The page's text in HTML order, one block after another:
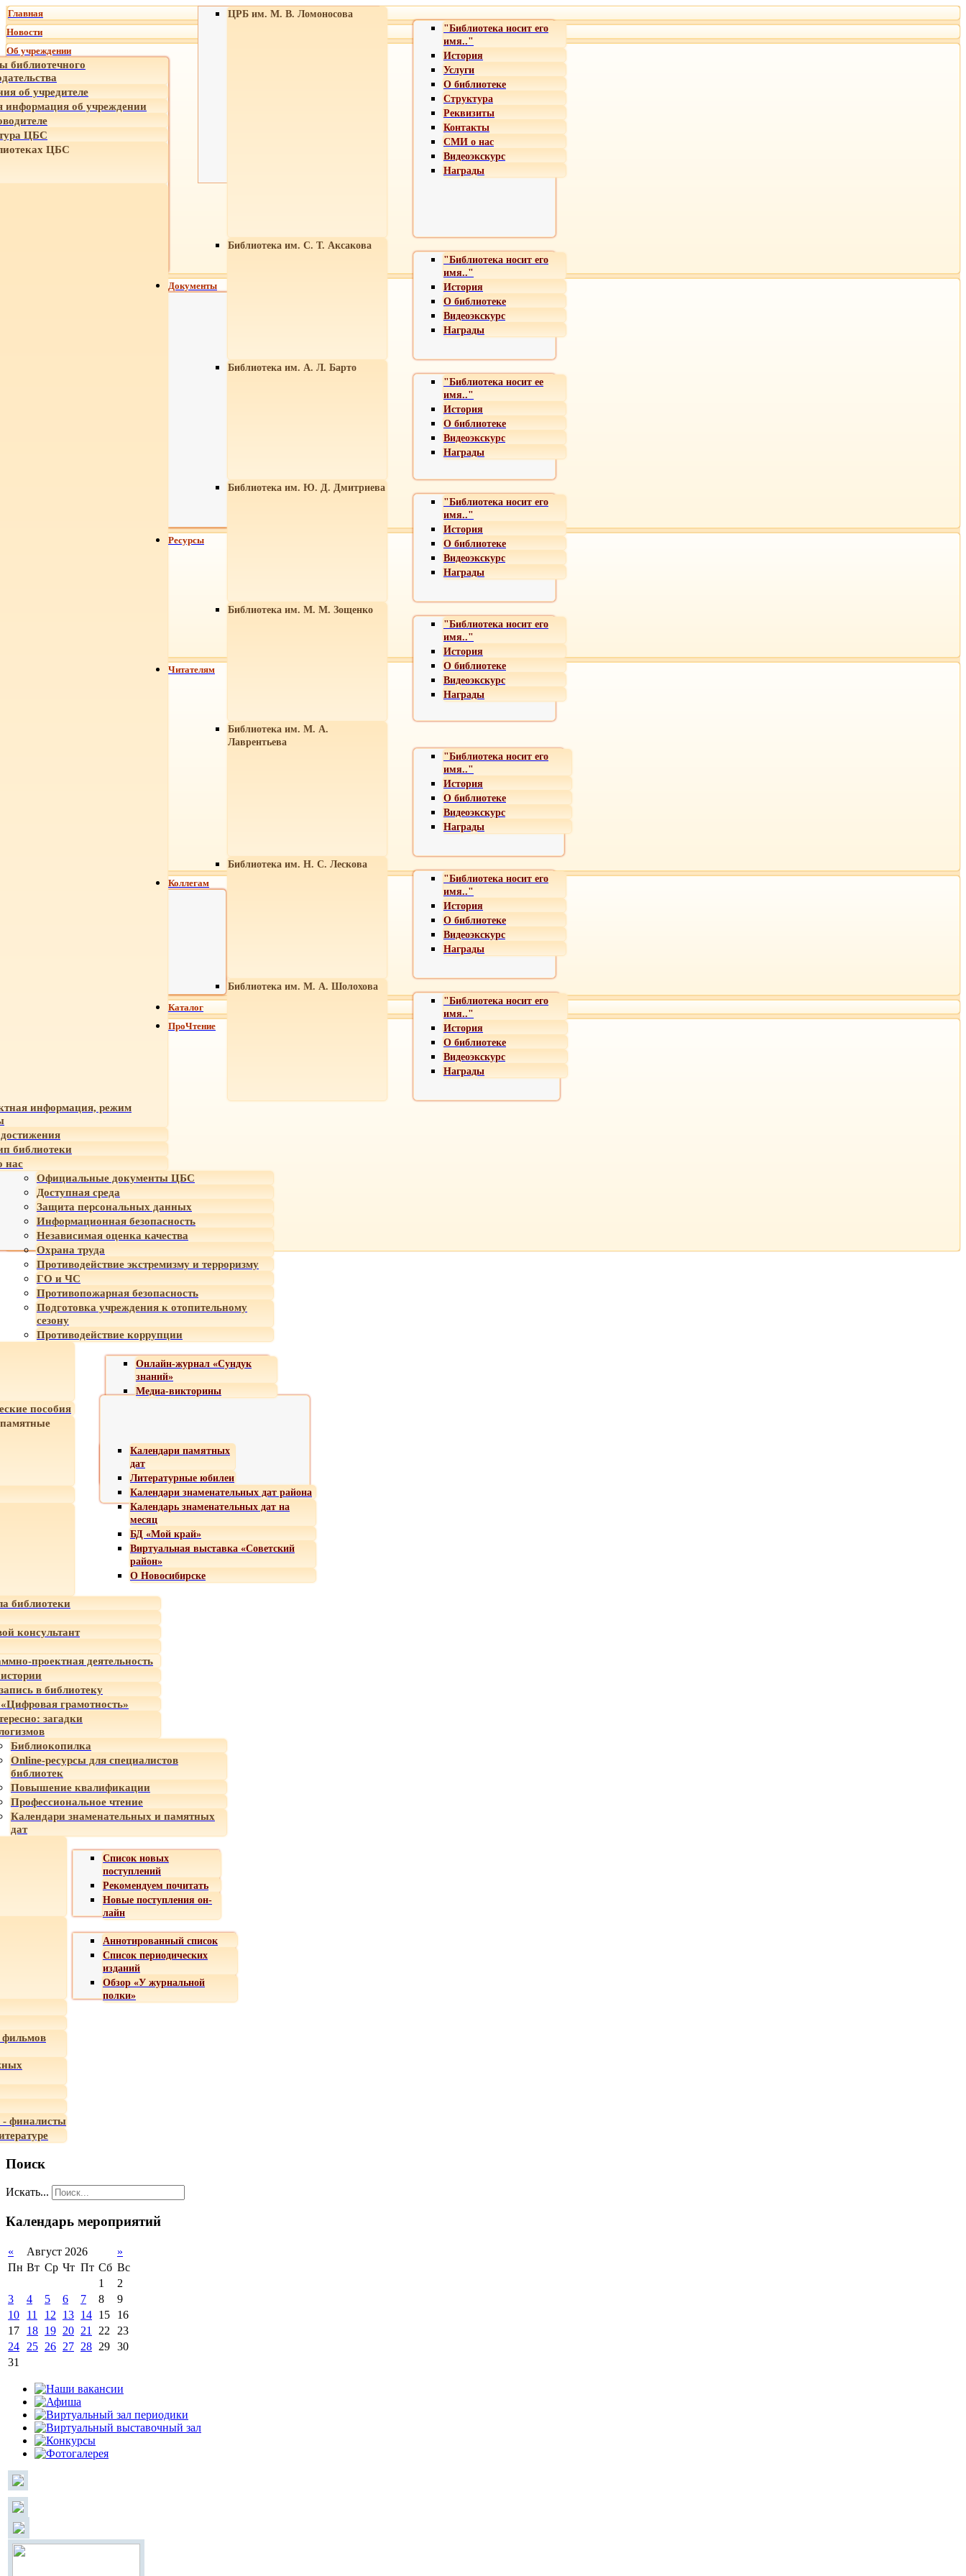
Главная
Новости
Об учреждении
библиотечного
об учредителе
об учреждении
ЦБС
ЦБС
ЦРБ им. М. В. Ломоносова
"Библиотека носит его
имя.."
История
Услуги
О библиотеке
Структура
Реквизиты
Контакты
СМИ о нас
Видеоэкскурс
Награды
Библиотека им. С. Т. Аксакова
"Библиотека носит его
имя.."
История
О библиотеке
Видеоэкскурс
Награды
Библиотека им. А. Л. Барто
"Библиотека носит ее
имя.."
История
О библиотеке
Видеоэкскурс
Награды
Библиотека им. Ю. Д. Дмитриева
"Библиотека носит его
имя.."
История
О библиотеке
Видеоэкскурс
Награды
Библиотека им. М. М. Зощенко
"Библиотека носит его
имя.."
История
О библиотеке
Видеоэкскурс
Награды
Библиотека им. М. А.
Лаврентьева
"Библиотека носит его
имя.."
История
О библиотеке
Видеоэкскурс
Награды
Библиотека им. Н. С. Лескова
"Библиотека носит его
имя.."
История
О библиотеке
Видеоэкскурс
Награды
Библиотека им. М. А. Шолохова
"Библиотека носит его
имя.."
История
О библиотеке
Видеоэкскурс
Награды
информация, режим
библиотеки
нас
Документы
Официальные документы ЦБС
Доступная среда
Защита персональных данных
Информационная безопасность
Независимая оценка качества
Охрана труда
Противодействие экстремизму и терроризму
ГО и ЧС
Противопожарная безопасность
Подготовка учреждения к отопительному
сезону
Противодействие коррупции
Ресурсы
Онлайн-журнал «Сундук
знаний»
Медиа-викторины
пособия
Календари памятных
дат
Литературные юбилеи
Календари знаменательных дат района
Календарь знаменательных дат на
месяц
БД «Мой край»
Виртуальная выставка «Советский
район»
О Новосибирске
Читателям
библиотеки
консультант
проектная деятельность
в библиотеку
грамотность»
загадки
Коллегам
Библиокопилка
Online-ресурсы для специалистов
библиотек
Повышение квалификации
Профессиональное чтение
Календари знаменательных и памятных
дат
Каталог
ПроЧтение
Список новых
поступлений
Рекомендуем почитать
Новые поступления он-
лайн
Аннотированный список
Список периодических
изданий
Обзор «У журнальной
полки»
- финалисты
Поиск
Искать...
Календарь мероприятий
« Август 2026
»
Пн Вт Ср Чт Пт Сб Вс
1
2
3
4 5 6 7 8
9
10
11 12 13 14 15
16
17
18 19 20 21 22
23
24
25 26 27 28 29 30
31